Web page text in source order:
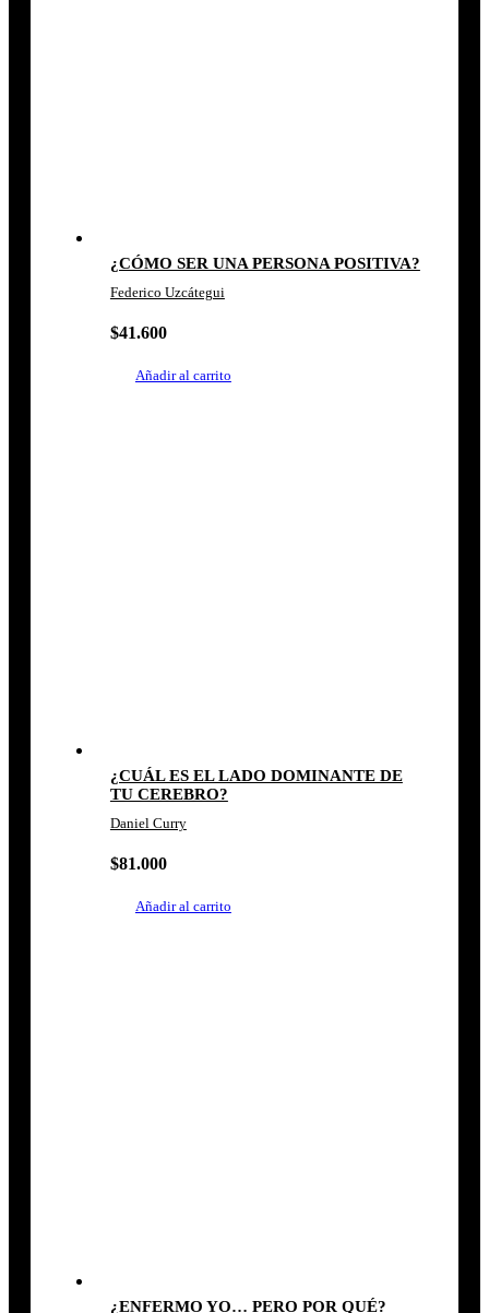
¿CÓMO SER UNA PERSONA POSITIVA?
Federico Uzcátegui
$41.600
Añadir al carrito
¿CUÁL ES EL LADO DOMINANTE DE
TU CEREBRO?
Daniel Curry
$81.000
Añadir al carrito
¿ENFERMO YO… PERO POR QUÉ?